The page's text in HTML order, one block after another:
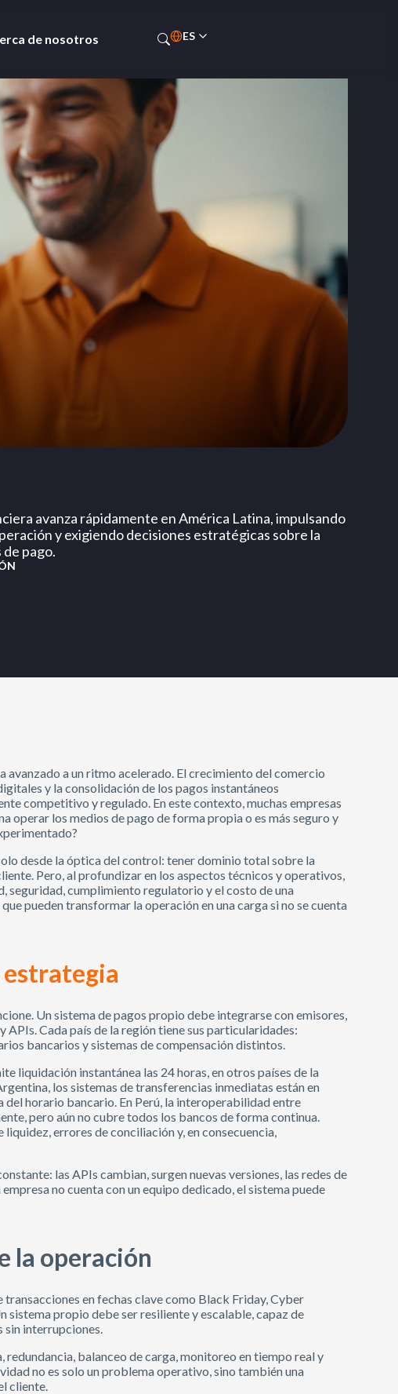
de nosotros ES
avanza rápidamente en América Latina, impulsando
y exigiendo decisiones estratégicas sobre la
pago.
avanzado a un ritmo acelerado. El crecimiento del comercio
y la consolidación de los pagos instantáneos
competitivo y regulado. En este contexto, muchas empresas
operar los medios de pago de forma propia o es más seguro y
desde la óptica del control: tener dominio total sobre la
Pero, al profundizar en los aspectos técnicos y operativos,
seguridad, cumplimiento regulatorio y el costo de una
pueden transformar la operación en una carga si no se cuenta
estrategia
Un sistema de pagos propio debe integrarse con emisores,
Cada país de la región tiene sus particularidades:
bancarios y sistemas de compensación distintos.
liquidación instantánea las 24 horas, en otros países de la
los sistemas de transferencias inmediatas están en
horario bancario. En Perú, la interoperabilidad entre
pero aún no cubre todos los bancos de forma continua.
errores de conciliación y, en consecuencia,
las APIs cambian, surgen nuevas versiones, las redes de
no cuenta con un equipo dedicado, el sistema puede
la operación
en fechas clave como Black Friday, Cyber
sistema propio debe ser resiliente y escalable, capaz de
sin interrupciones.
balanceo de carga, monitoreo en tiempo real y
no es solo un problema operativo, sino también una
cliente.